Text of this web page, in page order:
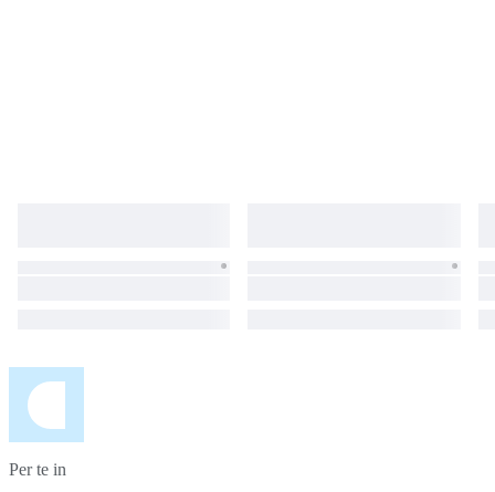
Per te in